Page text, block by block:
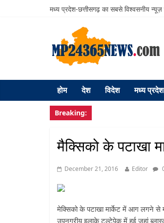
मध्य प्रदेश-छत्तीसगढ़ का सबसे विश्वसनीय न्यूज़
होम देश विदेश मध्य प्रदेश
Breaking:
मैक्सिको के पटाखा
December 21, 2016 Editor
मेक्सिको के पटाखा मार्केट में आग लगने से
उपनगरीय इलाके टुल्टेपेक में हुई जहां